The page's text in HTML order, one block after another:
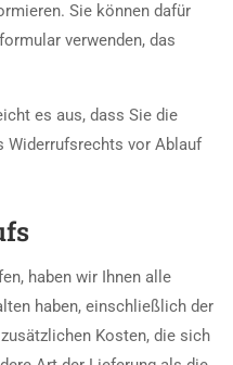
Sie können dafür
verwenden, das
es aus, dass Sie die
Widerrufsrechts vor Ablauf
haben wir Ihnen alle
haben, einschließlich der
Kosten, die sich